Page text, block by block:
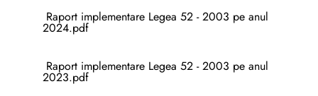
Raport implementare Legea 52 - 2003 pe anul
2024.pdf
Raport implementare Legea 52 - 2003 pe anul
2023.pdf